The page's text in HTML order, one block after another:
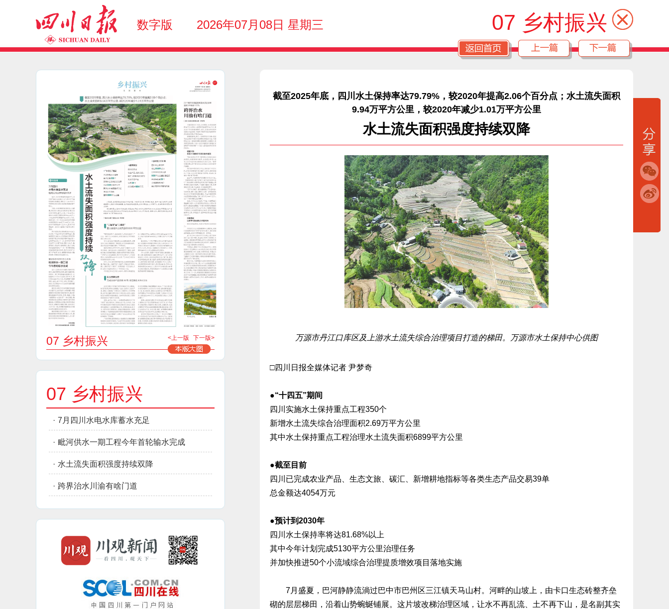
数字版 2026年07月08日 星期三 07 乡村振兴
07 乡村振兴 <上一版 下一版>
07 乡村振兴
· 7月四川水电水库蓄水充足
· 毗河供水一期工程今年首轮输水完成
· 水土流失面积强度持续双降
· 跨界治水川渝有啥门道
截至2025年底，四川水土保持率达79.79%，较2020年提高2.06个百分点；水土流失面积
9.94万平方公里，较2020年减少1.01万平方公里
水土流失面积强度持续双降
万源市丹江口库区及上游水土流失综合治理项目打造的梯田。万源市水土保持中心供图
□四川日报全媒体记者 尹梦奇
●“十四五”期间
四川实施水土保持重点工程350个
新增水土流失综合治理面积2.69万平方公里
其中水土保持重点工程治理水土流失面积6899平方公里
●截至目前
四川已完成农业产品、生态文旅、碳汇、新增耕地指标等各类生态产品交易39单
总金额达4054万元
●预计到2030年
四川水土保持率将达81.68%以上
其中今年计划完成5130平方公里治理任务
并加快推进50个小流域综合治理提质增效项目落地实施
7月盛夏，巴河静静流淌过巴中市巴州区三江镇天马山村。河畔的山坡上，由卡口生态砖整齐垒
砌的层层梯田，沿着山势蜿蜒铺展。这片坡改梯治理区域，让水不再乱流、土不再下山，是名副其实